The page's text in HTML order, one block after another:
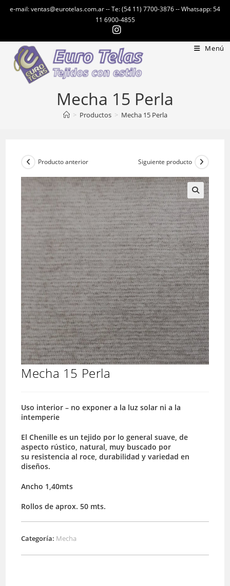
e-mail: ventas@eurotelas.com.ar -- Te: (54 11) 7700-3876 -- Whatsapp: 54
11 6900-4855
Menú
Mecha 15 Perla
> Productos > Mecha 15 Perla
Producto anterior Siguiente producto
Mecha 15 Perla
Uso interior – no exponer a la luz solar ni a la
intemperie
El Chenille es un tejido por lo general suave, de
aspecto rústico, natural, muy buscado por
su resistencia al roce, durabilidad y variedad en
diseños.
Ancho 1,40mts
Rollos de aprox. 50 mts.
Categoría: Mecha